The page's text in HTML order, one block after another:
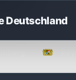
Deutschland